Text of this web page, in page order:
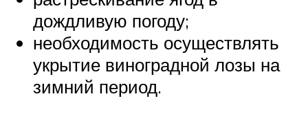
дождливую погоду;
необходимость осуществлять
укрытие виноградной лозы на
зимний период.